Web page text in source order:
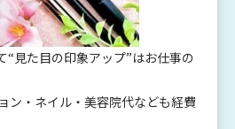
“見た目の印象アップ”はお仕事の
ン・ネイル・美容院代なども経費